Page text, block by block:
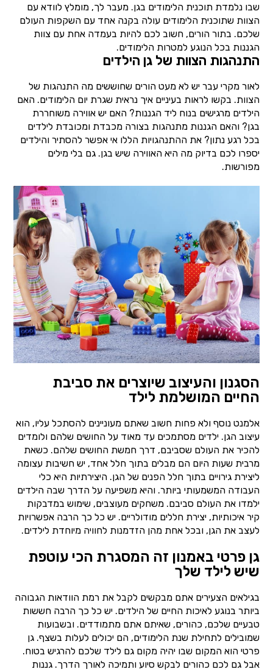
שבו נלמדת תוכנית הלימודים בגן. מעבר לך, מומלץ לוודא עם
הצוות שתוכנית הלימודים עולה בקנה אחד עם השקפות העולם
שלכם. בתור הורים, חשוב לכם להיות בעמדה אחת עם צוות
הגננות בכל הנוגע למטרות הלימודים.
התנהגות הצוות של גן הילדים
לאור מקרי עבר יש לא מעט הורים שחוששים מה התנהגות של
הצוות. בקשו לראות בעיניים איך נראית שגרת יום הלימודים. האם
הילדים מרגישים בנוח ליד הגננות? האם יש אווירה משוחררת
בגן? והאם הגננות מתנהגות בצורה מכבדת ומכובדת לילדים
בכל רגע נתון? את ההתנהגויות הללו אי אפשר להסתיר והילדים
יספרו לכם בדיוק מה היא האווירה שיש בגן. גם בלי מילים
מפורשות.
הסגנון והעיצוב שיוצרים את סביבת
החיים המושלמת לילד
אלמנט נוסף ולא פחות חשוב שאתם מעוניינים להסתכל עליו, הוא
עיצוב הגן. ילדים מסתמכים עד מאוד על החושים שלהם ולומדים
להכיר את העולם שסביבם, דרך חמשת החושים שלהם. כשאת
מרבית שעות היום הם מבלים בתוך חלל אחד, יש חשיבות עצומה
ליצירת גירויים בתוך חלל הפנים של הגן. היצירתיות היא כלי
העבודה המשמעותי ביותר. והיא משפיעה על הדרך שבה הילדים
ילמדו את העולם סביבם. משחקים מעוצבים, שימוש במדבקות
קיר איכותיות, יצירת חללים מודולריים. יש כל כך הרבה אפשרויות
לעצב את הגן, ובכל אחת מהן הזדמנות לחוויה מיוחדת לילדים.
גן פרטי באמנון זה המסגרת הכי עוטפת
שיש לילד שלך
בגילאים הצעירים אתם מבקשים לקבל את רמת הוודאות הגבוהה
ביותר בנוגע לאיכות החיים של הילדים. יש כל כך הרבה חששות
טבעיים שלכם, כהורים, שאיתם אתם מתמודדים. ובשבועות
שמובילים לתחילת שנת הלימודים, הם יכולים לעלות בשצף. גן
פרטי הוא המקום שבו יהיה מקום גם לילד שלכם להרגיש בטוח.
אבל גם לכם כהורים לבקש סיוע ותמיכה לאורך הדרך. גננות